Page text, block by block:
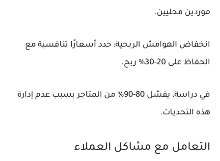
موردين محليين.
انخفاض الهوامش الربحية: حدد أسعارًا تنافسية مع
الحفاظ على 20-30% ربح.
في دراسة، يفشل 80-90% من المتاجر بسبب عدم إدارة
هذه التحديات.
التعامل مع مشاكل العملاء